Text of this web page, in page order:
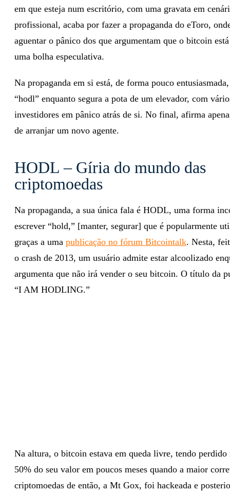
em que esteja num escritório, com uma gravata em
profissional, acaba por fazer a propaganda do eToro,
aguentar o pânico dos que argumentam que o bitcoin
uma bolha especulativa.
Na propaganda em si está, de forma pouco
“hodl” enquanto segura a pota de um elevador, com
investidores em pânico atrás de si. No final, afirma
de arranjar um novo agente.
HODL – Gíria do mundo das
criptomoedas
Na propaganda, a sua única fala é HODL, uma forma
escrever “hold,” [manter, segurar] que é popularmente
graças a uma publicação no fórum Bitcointalk. Nesta,
o crash de 2013, um usuário admite estar alcoolizado
argumenta que não irá vender o seu bitcoin. O título da
“I AM HODLING.”
Na altura, o bitcoin estava em queda livre, tendo perdido
50% do seu valor em poucos meses quando a maior
criptomoedas de então, a Mt Gox, foi hackeada e